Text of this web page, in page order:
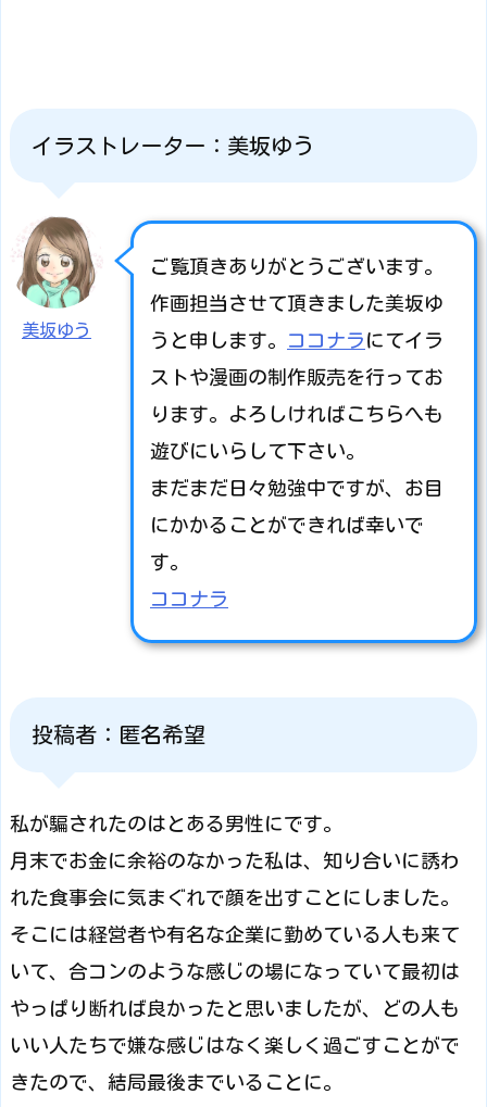
イラストレーター：美坂ゆう
美坂ゆう
ご覧頂きありがとうございます。
作画担当させて頂きました美坂ゆ
うと申します。
ココナラ にてイラ
ストや漫画の制作販売を行ってお
ります。よろしければこちらへも
遊びにいらして下さい。
まだまだ日々勉強中ですが、お目
にかかることができれば幸いで
す。
ココナラ
投稿者：匿名希望
私が騙されたのはとある男性にです。
月末でお金に余裕のなかった私は、知り合いに誘わ
れた食事会に気まぐれで顔を出すことにしました。
そこには経営者や有名な企業に勤めている人も来て
いて、合コンのような感じの場になっていて最初は
やっぱり断れば良かったと思いましたが、どの人も
いい人たちで嫌な感じはなく楽しく過ごすことがで
きたので、結局最後までいることに。